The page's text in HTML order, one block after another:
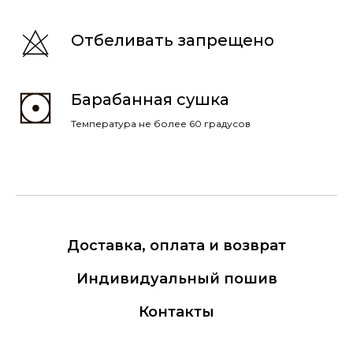
Отбеливать запрещено
Барабанная сушка
Температура не более 60 градусов
Доставка, оплата и возврат
Индивидуальный пошив
Контакты